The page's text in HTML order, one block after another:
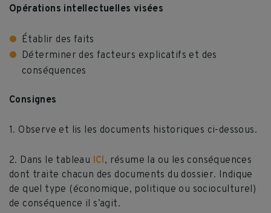
Opérations intellectuelles visées
Établir des faits
Déterminer des facteurs explicatifs et des
conséquences
Consignes
1. Observe et lis les documents historiques ci-dessous.
2. Dans le tableau ICI, résume la ou les conséquences
dont traite chacun des documents du dossier. Indique
de quel type (économique, politique ou socioculturel)
de conséquence il s’agit.